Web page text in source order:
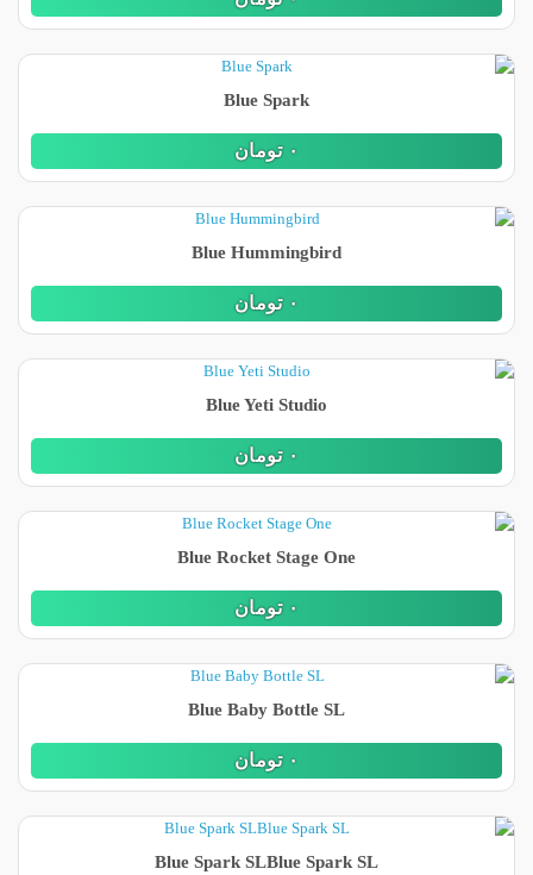
Blue Spark
٠ تومان
Blue Hummingbird
٠ تومان
Blue Yeti Studio
٠ تومان
Blue Rocket Stage One
٠ تومان
Blue Baby Bottle SL
٠ تومان
Blue Spark SLBlue Spark SL